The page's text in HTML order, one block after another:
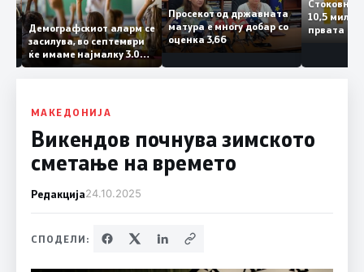
Демографскиот аларм се
засилува, во септември
ќе имаме најмалку 3.000
првачиња помалку
Просекот од државната
матура е многу добар со
оценка 3,66
10,5
првата
МАКЕДОНИЈА
Викендов почнува зимското
сметање на времето
Редакција24.10.2025
СПОДЕЛИ: